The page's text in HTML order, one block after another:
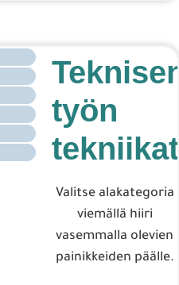
työn
tekniikat
Valitse alakategoria
viemällä hiiri
vasemmalla olevien
painikkeiden päälle.